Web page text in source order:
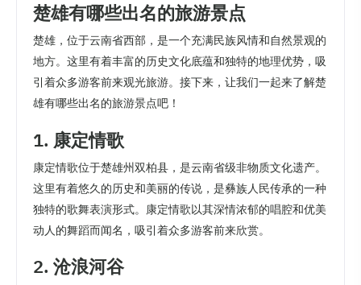
楚雄有哪些出名的旅游景点
楚雄，位于云南省西部，是一个充满民族风情和自然景观的
地方。这里有着丰富的历史文化底蕴和独特的地理优势，吸
引着众多游客前来观光旅游。接下来，让我们一起来了解楚
雄有哪些出名的旅游景点吧！
1. 康定情歌
康定情歌位于楚雄州双柏县，是云南省级非物质文化遗产。
这里有着悠久的历史和美丽的传说，是彝族人民传承的一种
独特的歌舞表演形式。康定情歌以其深情浓郁的唱腔和优美
动人的舞蹈而闻名，吸引着众多游客前来欣赏。
2. 沧浪河谷